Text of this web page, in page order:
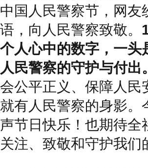
中国人民警察节，网
语，向人民警察致敬。
个人心中的数字，一头
人民警察的守护与付出。
会公平正义、保障人民
就有人民警察的身影
声节日快乐！也期待
关注、致敬和守护我